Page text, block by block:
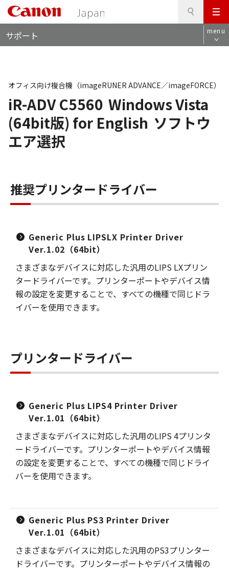
メ
ニ
ュ
サポート menu
iR-ADV C5560 Windows Vista
(64bit版) for English ソフトウ
エア選択
オフィス向け複合機（imageRUNER ADVANCE／imageFORCE）
推奨プリンタードライバー
Generic Plus LIPSLX Printer Driver
Ver.1.02（64bit）
さまざまなデバイスに対応した汎用のLIPS LXプリン
タードライバーです。プリンターポートやデバイス情
報の設定を変更することで、すべての機種で同じドラ
イバーを使用できます。
プリンタードライバー
Generic Plus LIPS4 Printer Driver
Ver.1.01（64bit）
さまざまなデバイスに対応した汎用のLIPS 4プリンタ
ードライバーです。プリンターポートやデバイス情報
の設定を変更することで、すべての機種で同じドライ
バーを使用できます。
Generic Plus PS3 Printer Driver
Ver.1.01（64bit）
さまざまなデバイスに対応した汎用のPS3プリンター
ドライバーです。プリンターポートやデバイス情報の